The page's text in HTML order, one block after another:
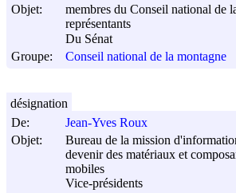
Objet:
membres du Conseil national de
représentants
Du Sénat
Groupe:
Conseil national de la montagne
De:
Jean-Yves Roux
Objet:
Bureau de la mission
devenir des matériaux et
mobiles
Vice-présidents
désignation